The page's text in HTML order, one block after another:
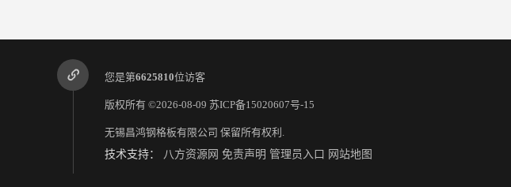
江西镀锌钢格板 无锡昌鸿钢格板有限公司
您是第6625810位访客
版权所有 ©2026-08-09 苏ICP备15020607号-15
无锡昌鸿钢格板有限公司 保留所有权利.
技术支持： 八方资源网 免责声明 管理员入口 网站地图